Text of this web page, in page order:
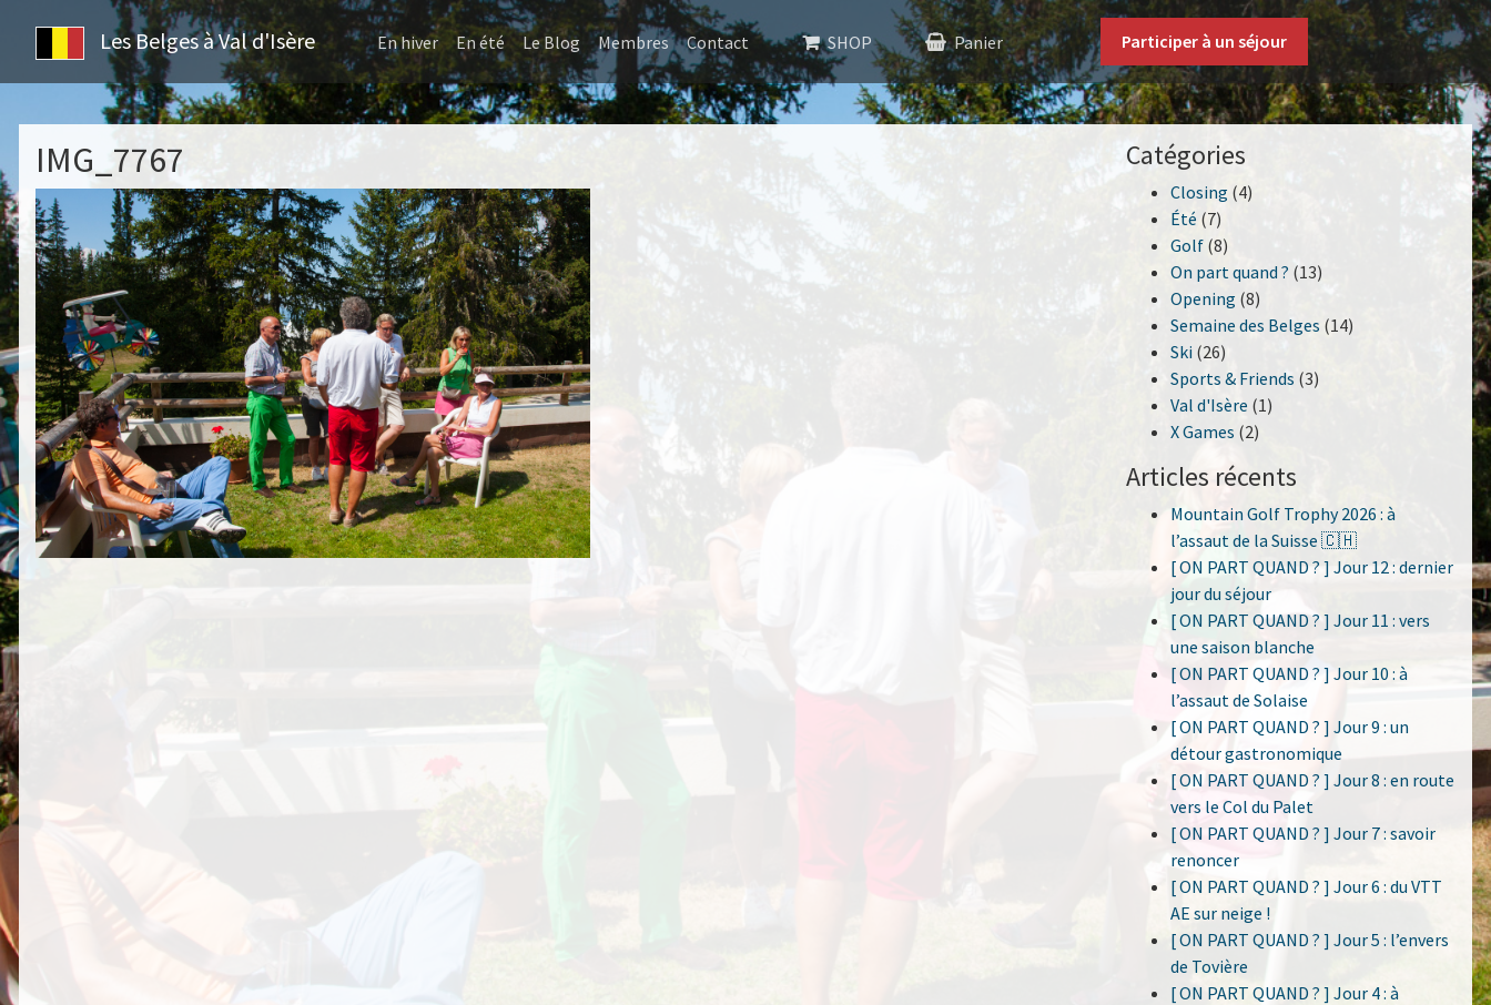
Les Belges à Val d'Isère En hiver En été Le Blog Membres Contact SHOP Panier Participer à un séjour
IMG_7767 Catégories
Closing (4)
Été (7)
Golf(8)
On part quand ? (13)
Opening (8)
Semaine des Belges (14)
Ski(26)
Sports & Friends (3)
Val d'Isère (1)
X Games (2)
Articles récents
Mountain Golf Trophy 2026 : à
l’assaut de la Suisse 🇨🇭
[ ON PART QUAND ? ] Jour 12 : dernier
jour du séjour
[ ON PART QUAND ? ] Jour 11 : vers
une saison blanche
[ ON PART QUAND ? ] Jour 10 : à
l’assaut de Solaise
[ ON PART QUAND ? ] Jour 9 : un
détour gastronomique
[ ON PART QUAND ? ] Jour 8 : en route
vers le Col du Palet
[ ON PART QUAND ? ] Jour 7 : savoir
renoncer
[ ON PART QUAND ? ] Jour 6 : du VTT
AE sur neige !
[ ON PART QUAND ? ] Jour 5 : l’envers
de Tovière
[ ON PART QUAND ? ] Jour 4 : à